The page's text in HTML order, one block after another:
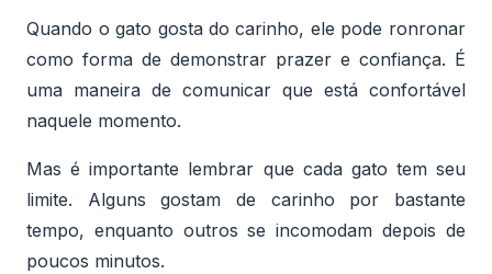
Quando o gato gosta do carinho, ele pode ronronar
como forma de demonstrar prazer e confiança. É
uma maneira de comunicar que está confortável
naquele momento.
Mas é importante lembrar que cada gato tem seu
limite. Alguns gostam de carinho por bastante
tempo, enquanto outros se incomodam depois de
poucos minutos.